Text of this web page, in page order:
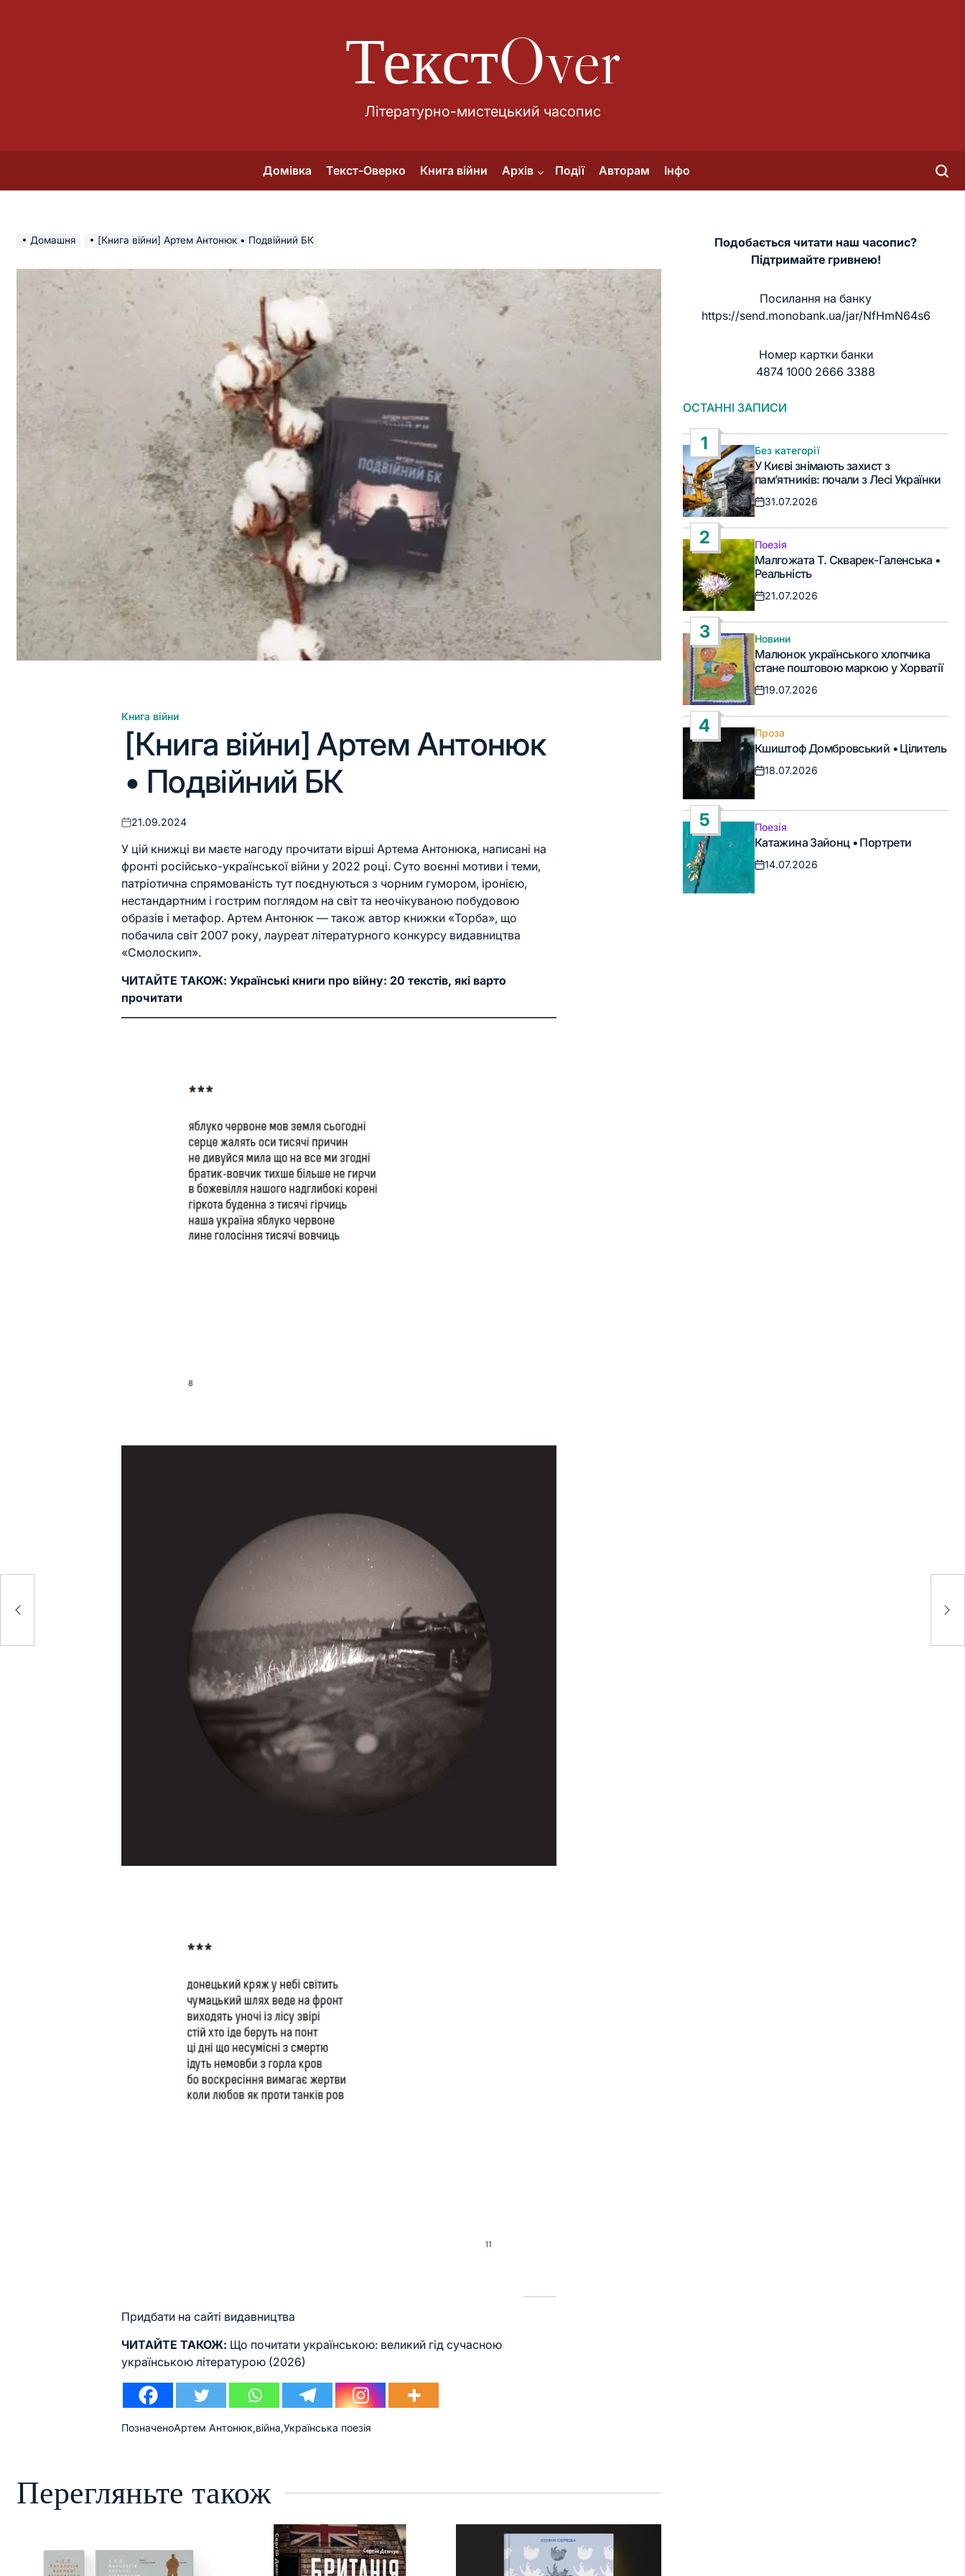
ТекстOver
Літературно-мистецький часопис
Домівка Текст-Оверко Книга війни Архів Події Авторам Інфо
Домашня [Книга війни] Артем Антонюк • Подвійний БК
Опублікувати
Книга війни
[Книга війни] Артем Антонюк
• Подвійний БК
Оприлюднено
21.09.2024
У цій книжці ви маєте нагоду прочитати вірші Артема Антонюка, написані на
фронті російсько-української війни у 2022 році. Суто воєнні мотиви і теми,
патріотична спрямованість тут поєднуються з чорним гумором, іронією,
нестандартним і гострим поглядом на світ та неочікуваною побудовою
образів і метафор. Артем Антонюк — також автор книжки «Торба», що
побачила світ 2007 року, лауреат літературного конкурсу видавництва
«Смолоскип».
ЧИТАЙТЕ ТАКОЖ:Українські книги про війну: 20 текстів, які варто
прочитати
Придбати на сайті видавництва
ЧИТАЙТЕ ТАКОЖ: Що почитати українською: великий гід сучасною
українською літературою (2026)
ПозначеноАртем Антонюк,війна,Українська поезія
Перегляньте також
Подобається читати наш часопис?
Підтримайте гривнею!
Посилання на банку
https://send.monobank.ua/jar/NfHmN64s6
Номер картки банки
4874 1000 2666 3388
ОСТАННІ ЗАПИСИ
1
Опублікувати
у
Без категорії
У Києві знімають захист з
пам’ятників: почали з Лесі Українки
Дата
31.07.2026
2
Опублікувати
у
Поезія
Малгожата Т. Скварек-Галенська •
Реальність
Дата
21.07.2026
3
Опублікувати
у
Новини
Малюнок українського хлопчика
стане поштовою маркою у Хорватії
Дата
19.07.2026
4
Опублікувати
у
Проза
Кшиштоф Домбровський • Цілитель
Дата
запису
18.07.2026
5
Опублікувати
у
Поезія
Катажина Зайонц • Портрети
Дата
14.07.2026